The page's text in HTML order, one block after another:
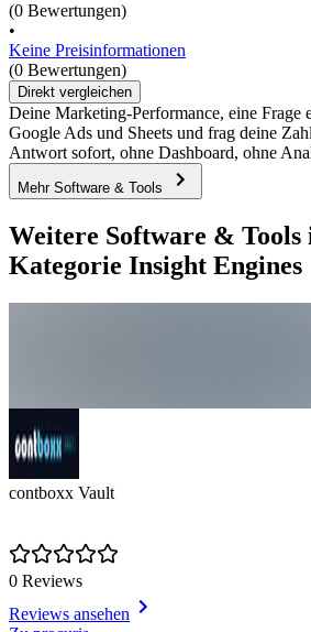
(0 Bewertungen)
•
Keine Preisinformationen
(0 Bewertungen)
Direkt vergleichen
Deine Marketing-Performance, eine Frage
Google Ads und Sheets und frag deine
Antwort sofort, ohne Dashboard, ohne
Mehr Software & Tools
Weitere Software & Tools
Kategorie Insight Engines
contboxx Vault
0 Reviews
Reviews ansehen